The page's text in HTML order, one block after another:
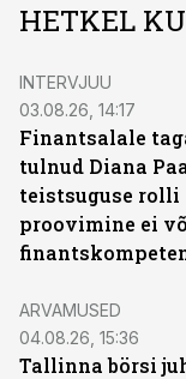
HETKEL
INTERVJUU
03.08.26, 14:17
Finantsalale
tulnud Diana
teistsuguse rolli
proovimine ei
ARVAMUSED
04.08.26, 15:36
Tallinna börsi